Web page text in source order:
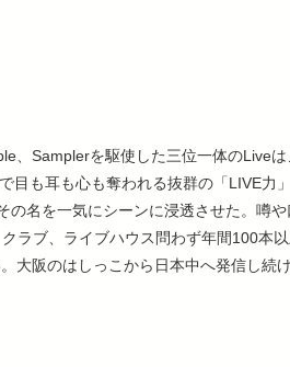
、Samplerを駆使した三位一体のLiveは
目も耳も心も奪われる抜群の「LIVE力
の名を一気にシーンに浸透させた。噂
ラブ、ライブハウス問わず年間100本
大阪のはしっこから日本中へ発信し続